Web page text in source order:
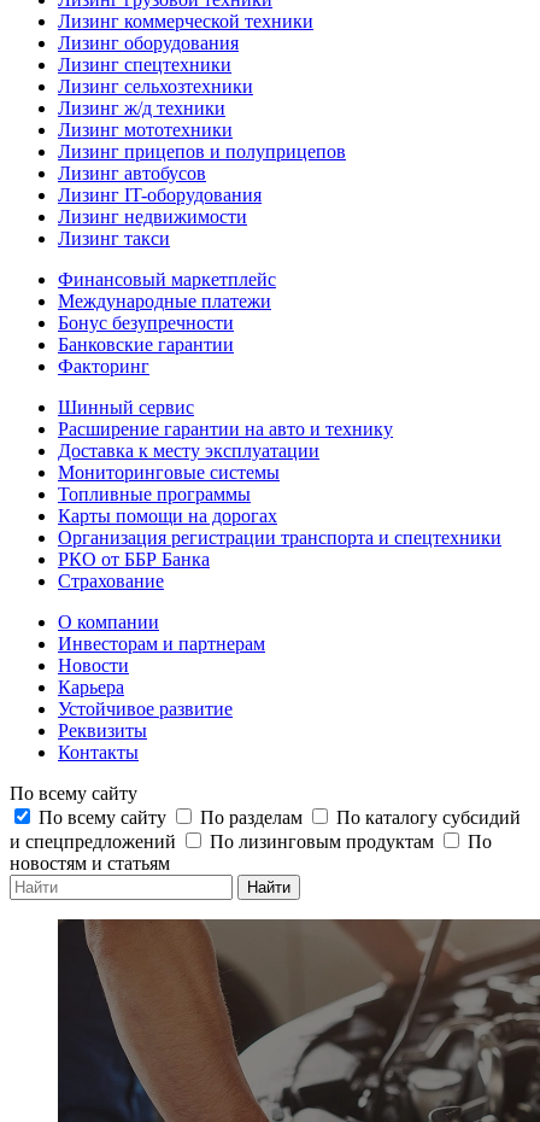
Лизинг коммерческой техники
Лизинг оборудования
Лизинг спецтехники
Лизинг сельхозтехники
Лизинг ж/д техники
Лизинг мототехники
Лизинг прицепов и полуприцепов
Лизинг автобусов
Лизинг IT-оборудования
Лизинг недвижимости
Лизинг такси
Финансовый маркетплейс
Международные платежи
Бонус безупречности
Банковские гарантии
Факторинг
Шинный сервис
Расширение гарантии на авто и технику
Доставка к месту эксплуатации
Мониторинговые системы
Топливные программы
Карты помощи на дорогах
Организация регистрации транспорта и спецтехники
РКО от ББР Банка
Страхование
О компании
Инвесторам и партнерам
Новости
Карьера
Устойчивое развитие
Реквизиты
Контакты
По всему сайту
По всему сайту
По разделам
По каталогу субсидий
и спецпредложений
По лизинговым продуктам
По
новостям и статьям
Найти